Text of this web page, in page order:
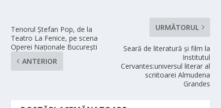
Tenorul Ștefan Pop, de la
Teatro La Fenice, pe scena
Operei Naționale București
ANTERIOR
URMĂTORUL
Seară de literatură și film la
Institutul
Cervantes:universul literar al
scriitoarei Almudena
Grandes